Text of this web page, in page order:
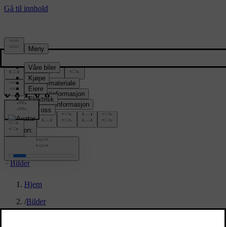
Presserom
Pressemateriale
Produktinformasjon
Selskapsinformasjon
Mediekontakter
location:
NO
Bilder
Hjem
/Bilder